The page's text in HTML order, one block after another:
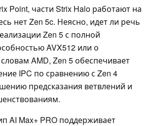
Point, части Strix Halo работают на
нет Zen 5c. Неясно, идет ли речь
Zen 5 с полной
AVX512 или о
AMD, Zen 5 обеспечивает
IPC по сравнению с Zen 4
предсказания ветвлений и
AI Max+ PRO поддерживает